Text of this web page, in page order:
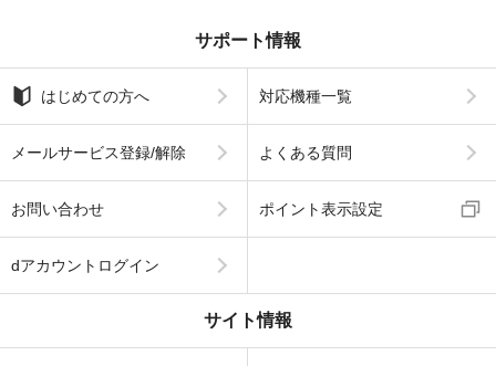
サポート情報
はじめての方へ 対応機種一覧
メールサービス登録/解除 よくある質問
お問い合わせ ポイント表示設定
dアカウントログイン
サイト情報